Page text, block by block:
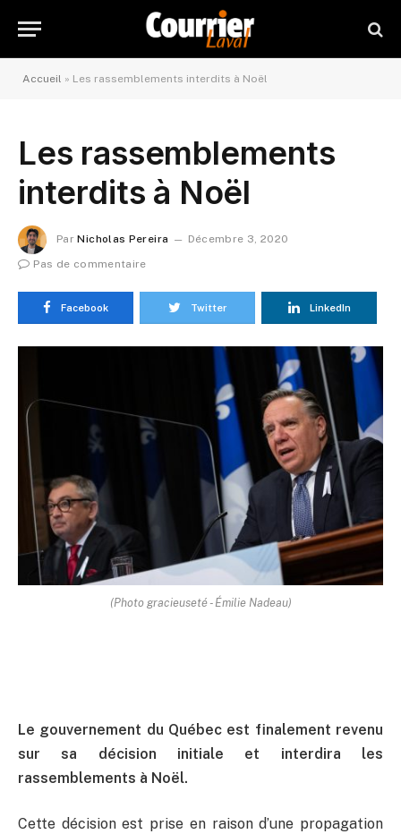
Accueil » Les rassemblements interdits à Noël
Les rassemblements
interdits à Noël
Par Nicholas Pereira
Décembre 3, 2020
Pas de commentaire
Facebook Twitter LinkedIn
(Photo gracieuseté - Émilie Nadeau)
Le gouvernement du Québec est finalement revenu
sur sa décision initiale et interdira les
rassemblements à Noël.
Cette décision est prise en raison d’une propagation